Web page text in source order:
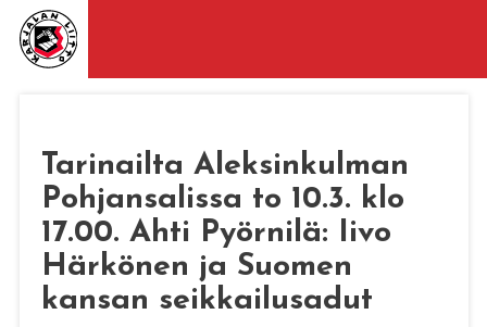
Tarinailta Aleksinkulman
Pohjansalissa to 10.3. klo
17.00. Ahti Pyörnilä: Iivo
Härkönen ja Suomen
kansan seikkailusadut